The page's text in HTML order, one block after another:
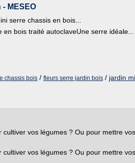
MESEO
serre chassis en bois...
bois traité autoclaveUne serre idéale...
chassis bois / fleurs serre jardin bois / jardin
vos légumes ? Ou pour mettre
vos légumes ? Ou pour mettre